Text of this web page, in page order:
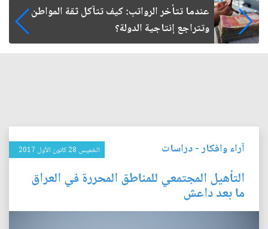
صمت الطريق بعد الأربعين
آراء وافكار-دراسات الخميس 28 كانون الأول 2017
التأهيل المجتمعي للمناطق المحررة في العراق
ما بعد داعش